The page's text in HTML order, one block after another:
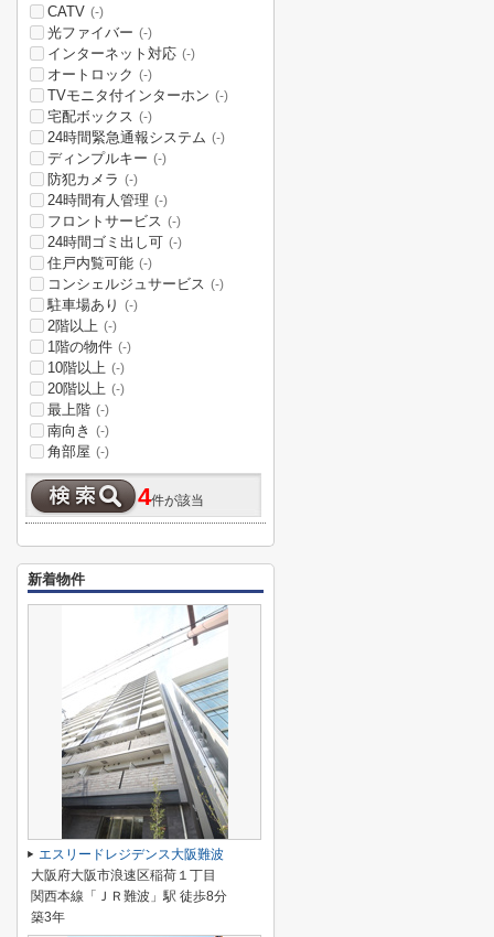
CATV (-)
光ファイバー (-)
インターネット対応 (-)
オートロック (-)
TVモニタ付インターホン (-)
宅配ボックス (-)
24時間緊急通報システム (-)
ディンプルキー (-)
防犯カメラ (-)
24時間有人管理 (-)
フロントサービス (-)
24時間ゴミ出し可 (-)
住戸内覧可能 (-)
コンシェルジュサービス (-)
駐車場あり (-)
2階以上 (-)
1階の物件 (-)
10階以上 (-)
20階以上 (-)
最上階 (-)
南向き (-)
角部屋 (-)
4件が該当
新着物件
エスリードレジデンス大阪難波
大阪府大阪市浪速区稲荷１丁目
関西本線「ＪＲ難波」駅 徒歩8分
築3年